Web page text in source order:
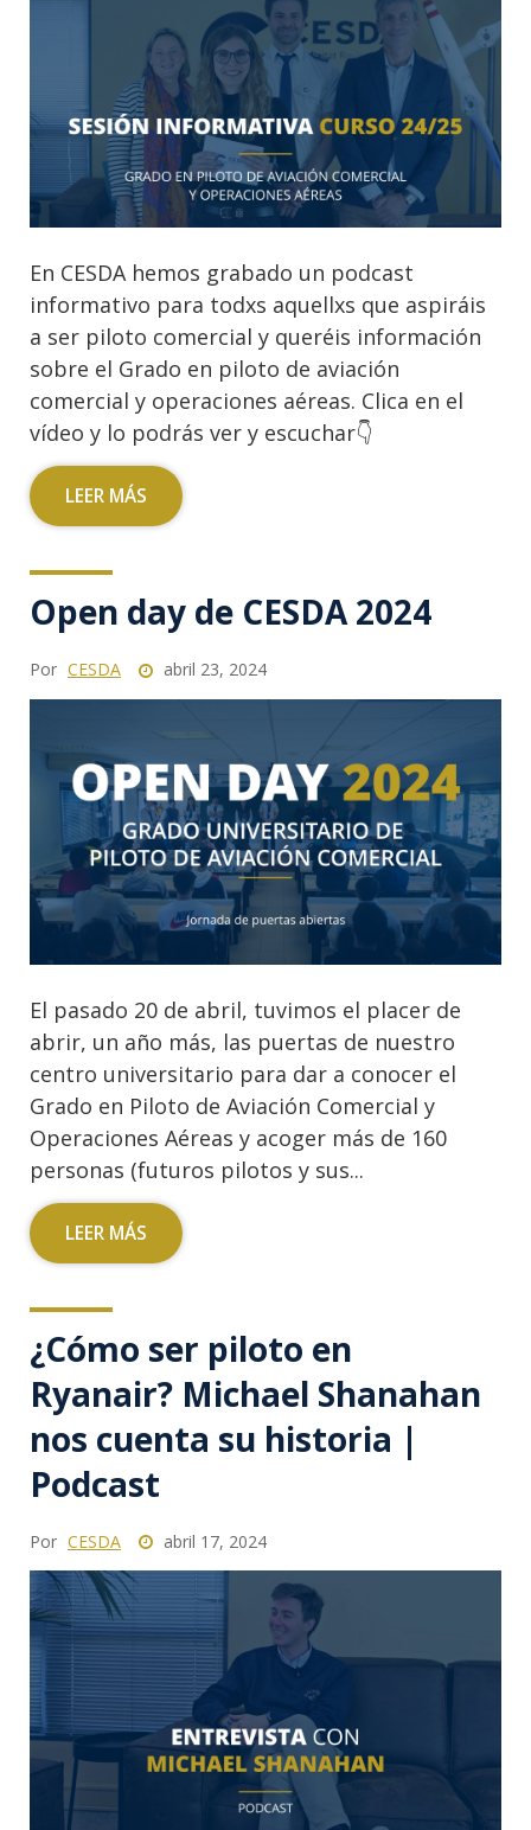
En CESDA hemos grabado un podcast
informativo para todxs aquellxs que aspiráis
a ser piloto comercial y queréis información
sobre el Grado en piloto de aviación
comercial y operaciones aéreas. Clica en el
vídeo y lo podrás ver y escuchar👇
LEER MÁS
Open day de CESDA 2024
Por CESDA abril 23, 2024
El pasado 20 de abril, tuvimos el placer de
abrir, un año más, las puertas de nuestro
centro universitario para dar a conocer el
Grado en Piloto de Aviación Comercial y
Operaciones Aéreas y acoger más de 160
personas (futuros pilotos y sus...
LEER MÁS
¿Cómo ser piloto en
Ryanair? Michael Shanahan
nos cuenta su historia |
Podcast
Por CESDA abril 17, 2024